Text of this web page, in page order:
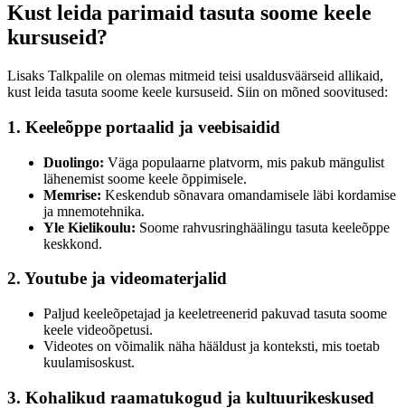
Kust leida parimaid tasuta soome keele
kursuseid?
Lisaks Talkpalile on olemas mitmeid teisi usaldusväärseid allikaid,
kust leida tasuta soome keele kursuseid. Siin on mõned soovitused:
1. Keeleõppe portaalid ja veebisaidid
Duolingo: Väga populaarne platvorm, mis pakub mängulist
lähenemist soome keele õppimisele.
Memrise: Keskendub sõnavara omandamisele läbi kordamise
ja mnemotehnika.
Yle Kielikoulu: Soome rahvusringhäälingu tasuta keeleõppe
keskkond.
2. Youtube ja videomaterjalid
Paljud keeleõpetajad ja keeletreenerid pakuvad tasuta soome
keele videoõpetusi.
Videotes on võimalik näha hääldust ja konteksti, mis toetab
kuulamisoskust.
3. Kohalikud raamatukogud ja kultuurikeskused